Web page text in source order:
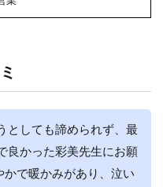
としても諦められず、最
良かった彩美先生にお願
で暖かみがあり、泣い